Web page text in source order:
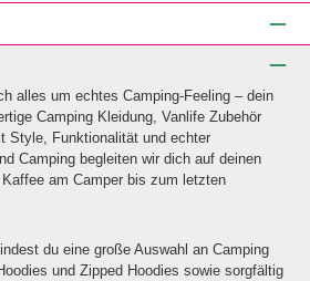
alles um echtes Camping-Feeling – dein
Camping Kleidung, Vanlife Zubehör
Style, Funktionalität und echter
Camping begleiten wir dich auf deinen
am Camper bis zum letzten
du eine große Auswahl an Camping
und Zipped Hoodies sowie sorgfältig